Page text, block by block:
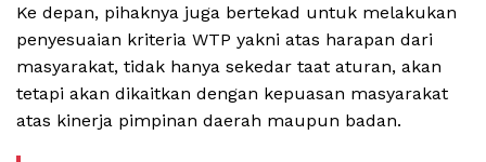
Ke depan, pihaknya juga bertekad untuk melakukan
penyesuaian kriteria WTP yakni atas harapan dari
masyarakat, tidak hanya sekedar taat aturan, akan
tetapi akan dikaitkan dengan kepuasan masyarakat
atas kinerja pimpinan daerah maupun badan.